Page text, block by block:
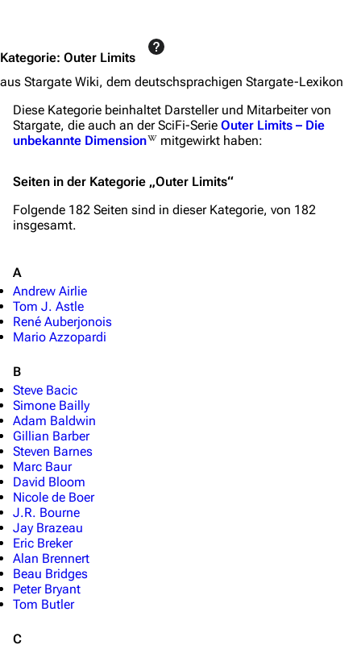
Kategorie: Outer Limits
aus Stargate Wiki, dem deutschsprachigen Stargate-Lexikon
Diese Kategorie beinhaltet Darsteller und Mitarbeiter von
Stargate, die auch an der SciFi-Serie Outer Limits – Die
unbekannte Dimension
mitgewirkt haben:
Seiten in der Kategorie „Outer Limits“
Folgende 182 Seiten sind in dieser Kategorie, von 182
insgesamt.
A
Andrew Airlie
Tom J. Astle
René Auberjonois
Mario Azzopardi
B
Steve Bacic
Simone Bailly
Adam Baldwin
Gillian Barber
Steven Barnes
Marc Baur
David Bloom
Nicole de Boer
J.R. Bourne
Jay Brazeau
Eric Breker
Alan Brennert
Beau Bridges
Peter Bryant
Tom Butler
C